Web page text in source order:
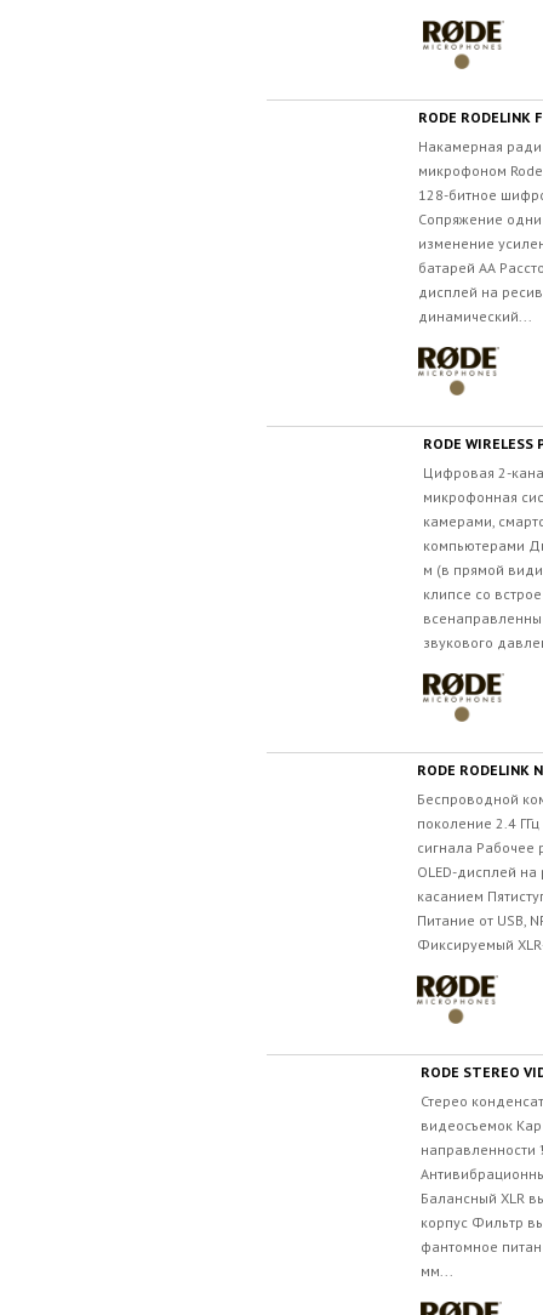
RODE RODELINK
Накамерная
микрофоном
128-битное
Сопряжение
изменение
батарей AA
дисплей на
динамический...
RODE WIRELESS
Цифровая 2-
микрофонная
камерами,
компьютерами
м (в прямой
клипсе со
звукового
RODE RODELINK
Беспроводной
поколение 2.4
сигнала Рабочее
OLED-дисплей
касанием
Питание от USB,
Фиксируемый
RODE STEREO
Стерео
видеосъемок
направленности
Балансный XLR
корпус Фильтр
фантомное
мм...